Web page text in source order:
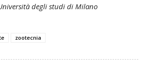
degli studi di Milano
zootecnia